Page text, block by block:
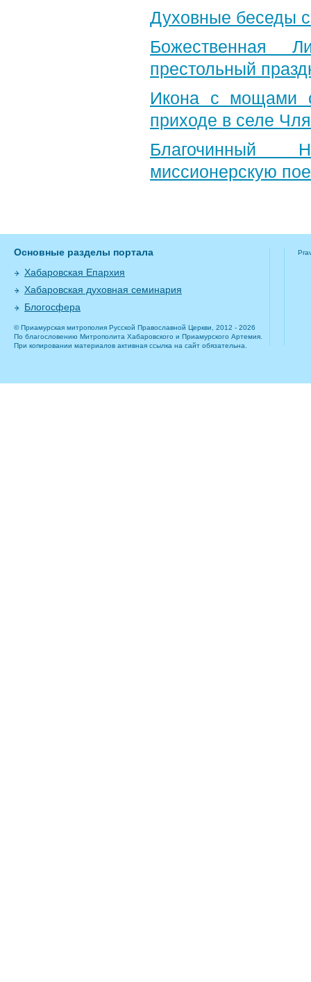
Духовные беседы
Божественная
престольный
Икона с мощами
приходе в селе Чля
Благочинный
миссионерскую
Основные разделы портала
Хабаровская Епархия
Хабаровская духовная семинария
Блогосфера
© Приамурская митрополия Русской Православной Церкви, 2012 - 2026
По благословению Митрополита Хабаровского и Приамурского Артемия.
При копировании материалов активная ссылка на сайт обязательна.